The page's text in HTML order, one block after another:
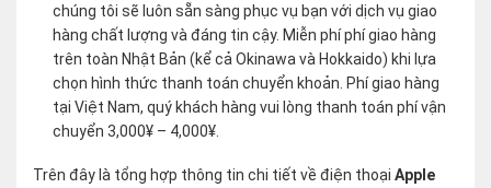
chúng tôi sẽ luôn sẵn sàng phục vụ bạn với dịch vụ giao
hàng chất lượng và đáng tin cậy. Miễn phí phí giao hàng
trên toàn Nhật Bản (kể cả Okinawa và Hokkaido) khi lựa
chọn hình thức thanh toán chuyển khoản. Phí giao hàng
tại Việt Nam, quý khách hàng vui lòng thanh toán phí vận
chuyển 3,000¥ – 4,000¥.
Trên đây là tổng hợp thông tin chi tiết về điện thoại Apple